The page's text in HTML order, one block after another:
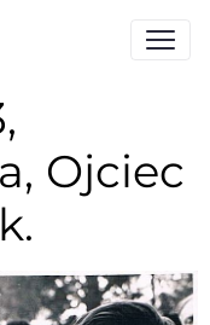
Ojciec